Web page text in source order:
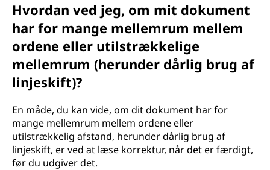
Hvordan ved jeg, om mit dokument
har for mange mellemrum mellem
ordene eller utilstrækkelige
mellemrum (herunder dårlig brug af
linjeskift)?
En måde, du kan vide, om dit dokument har for
mange mellemrum mellem ordene eller
utilstrækkelig afstand, herunder dårlig brug af
linjeskift, er ved at læse korrektur, når det er færdigt,
før du udgiver det.